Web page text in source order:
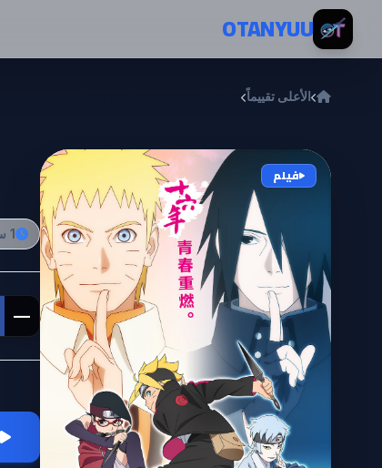
تخطي إلى المحتوىOTANYUU
الأعلى تقييماً
فيلم
1 ساعة و 35 دقيقة
—